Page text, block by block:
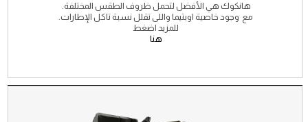
هانكوك هي الأفضل لتحمل ظروف الطقس المختلفة.
مع وجود خاصية اوبتيما واللى تقلل نسبة تاكل الإطارات.
للمزيد اضغط
هنا